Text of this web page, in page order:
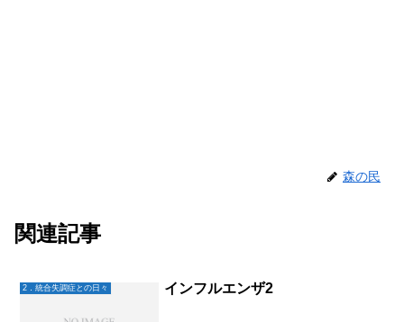
森の民
関連記事
2．統合失調症との日々 インフルエンザ2